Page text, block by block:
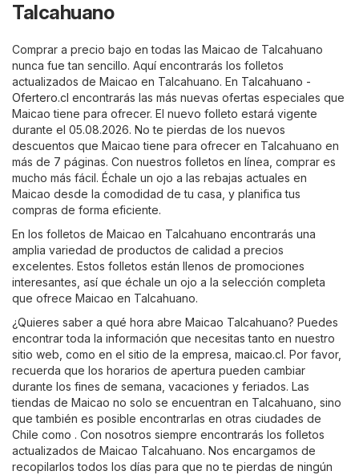
Talcahuano
Comprar a precio bajo en todas las Maicao de Talcahuano
nunca fue tan sencillo. Aquí encontrarás los folletos
actualizados de Maicao en Talcahuano. En Talcahuano -
Ofertero.cl encontrarás las más nuevas ofertas especiales que
Maicao tiene para ofrecer. El nuevo folleto estará vigente
durante el 05.08.2026. No te pierdas de los nuevos
descuentos que Maicao tiene para ofrecer en Talcahuano en
más de 7 páginas. Con nuestros folletos en línea, comprar es
mucho más fácil. Échale un ojo a las rebajas actuales en
Maicao desde la comodidad de tu casa, y planifica tus
compras de forma eficiente.
En los folletos de Maicao en Talcahuano encontrarás una
amplia variedad de productos de calidad a precios
excelentes. Estos folletos están llenos de promociones
interesantes, así que échale un ojo a la selección completa
que ofrece Maicao en Talcahuano.
¿Quieres saber a qué hora abre Maicao Talcahuano? Puedes
encontrar toda la información que necesitas tanto en nuestro
sitio web, como en el sitio de la empresa, maicao.cl. Por favor,
recuerda que los horarios de apertura pueden cambiar
durante los fines de semana, vacaciones y feriados. Las
tiendas de Maicao no solo se encuentran en Talcahuano, sino
que también es posible encontrarlas en otras ciudades de
Chile como . Con nosotros siempre encontrarás los folletos
actualizados de Maicao Talcahuano. Nos encargamos de
recopilarlos todos los días para que no te pierdas de ningún